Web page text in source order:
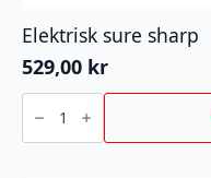
Elektrisk sure sharp
529,00 kr
Elektrisk
sure
sharp
antall